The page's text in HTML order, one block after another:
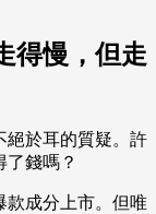
得慢，但走
絕於耳的質疑。許
錢嗎？
款成分上市。但唯